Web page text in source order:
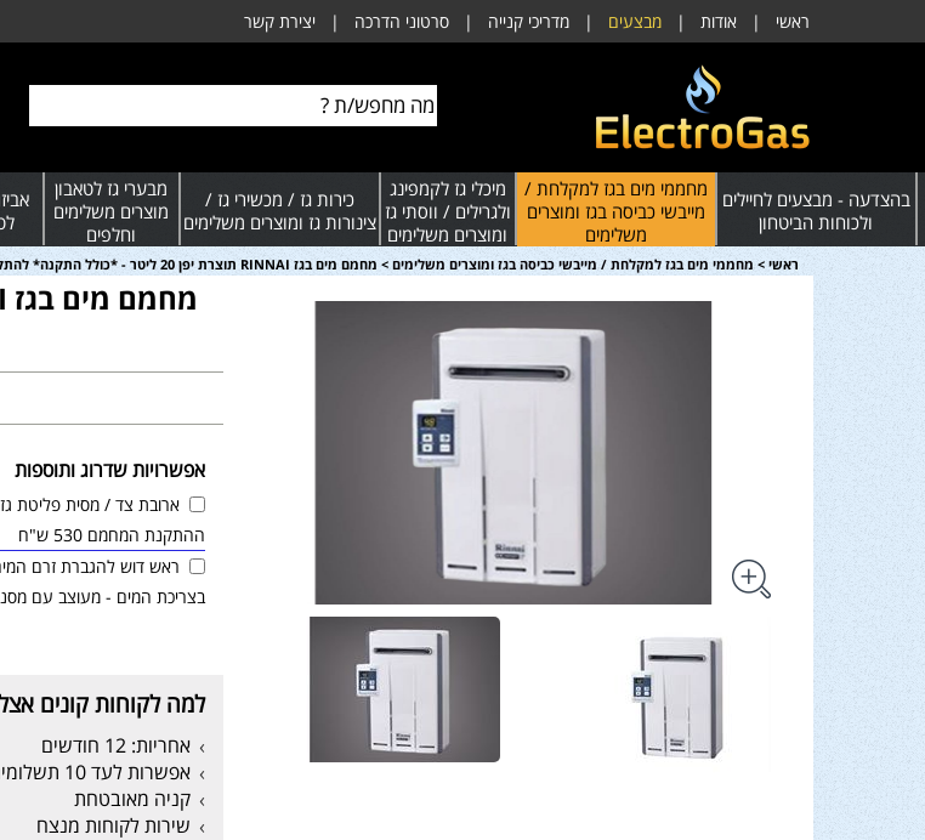
ראשי | אודות | מבצעים | מדריכי קנייה | סרטוני הדרכה | יצירת קשר
בהצדעה - מבצעים לחיילים
ולכוחות הביטחון
מחממי מים בגז למקלחת /
מייבשי כביסה בגז ומוצרים
משלימים
מיכלי גז לקמפינג
ולגרילים / ווסתי גז
ומוצרים משלימים
כירות גז / מכשירי גז /
צינורות גז ומוצרים משלימים
מבערי גז לטאבון
מוצרים משלימים
וחלפים
ראשי > מחממי מים בגז למקלחת / מייבשי כביסה בגז ומוצרים משלימים > מחמם מים בגז RINNAI תוצרת יפן 20 ליטר - *כולל התקנה* להתקנה חיצונית
אפשרויות שדרוג ותוספות
ארובת צד / מסית פליטת
ההתקנת המחמם 530 ש"ח
ראש דוש להגברת זרם
בצריכת המים - מעוצב עם מסנן
למה לקוחות קונים
אחריות: 12 חודשים
אפשרות לעד 10 תשלומים
קניה מאובטחת
שירות לקוחות מנצח